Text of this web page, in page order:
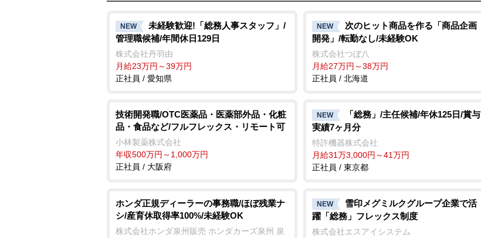
NEW
未経験歓迎!「総務人事スタッフ」/
管理職候補/年間休日129日
株式会社丹羽由
月給23万円～39万円
正社員 / 愛知県
NEW
次のヒット商品を作る「商品企画
開発」/転勤なし/未経験OK
株式会社つぼ八
月給27万円～38万円
正社員 / 北海道
技術開発職/OTC医薬品・医薬部外品・化粧
品・食品など/フルフレックス・リモート可
小林製薬株式会社
年収500万円～1,000万円
正社員 / 大阪府
NEW
「総務」/主任候補/年休125日/賞与
実績7ヶ月分
特許機器株式会社
月給31万3,000円～41万円
正社員 / 東京都
ホンダ正規ディーラーの事務職/ほぼ残業ナ
シ/産育休取得率100%/未経験OK
株式会社ホンダ泉州販売 ホンダカーズ泉州 泉
NEW
雪印メグミルクグループ企業で活
躍「総務」フレックス制度
株式会社エスアイシステム